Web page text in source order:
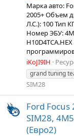
Марка авто:
2005+ Объем
Л.С.): 100 Тип
Номер ЭБУ:
iKoJI9IH
grand tuning
SIM28
Ford Focus
SIM28,
(Евро2)